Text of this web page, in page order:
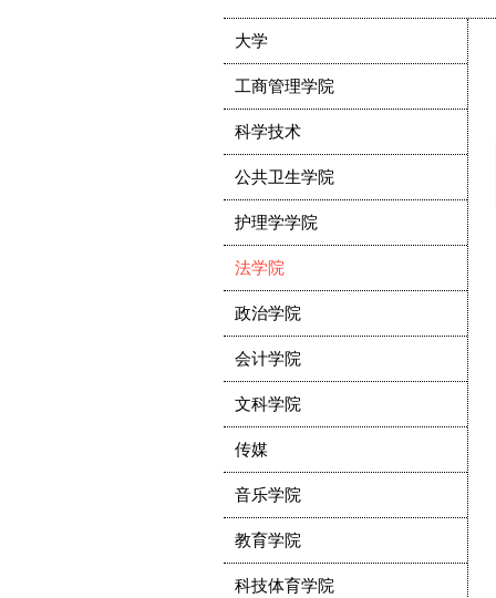
大学
工商管理学院
科学技术
公共卫生学院
护理学学院
法学院
政治学院
会计学院
文科学院
传媒
音乐学院
教育学院
科技体育学院